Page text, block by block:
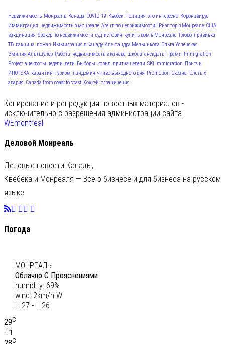
Недвижимость Монреаль Канада COVID-19 Квебек Полиция это интересно Коронавирус
Иммиграция недвижимость в монреале Агент по недвижимости | Риэлтор в Монреале США
вакцинация брокер по недвижимости суд история купить дом в Монреале Трюдо прививка
ТВ вакцина пожар Иммиграция в Канаду Александра Мельникова Ольга Успенская
Эмилия Альтшулер Работа недвижимость в канаде школа анекдоты Трамп Immigration
Project анекдоты недели дети Выборы ковид притча недели SKI Immigration Притчи
ИПОТЕКА карантин туризм пандемия чтиво выходного дня Promotion Оксана Толстых
авария Canada from coast to coast Хоккей ограничения
Копирование и репродукция новостных материалов -
исключительно с разрешения администрации сайта
WEmontreal
Деловой Монреаль
Деловые новости Канады,
Квебека и Монреаля — Всё о бизнесе и для бизнеса на русском
языке
Погода
МОНРЕАЛЬ
Облачно С Прояснениями
humidity: 69%
wind: 2km/h W
H 27 • L 26
29C
Fri
C